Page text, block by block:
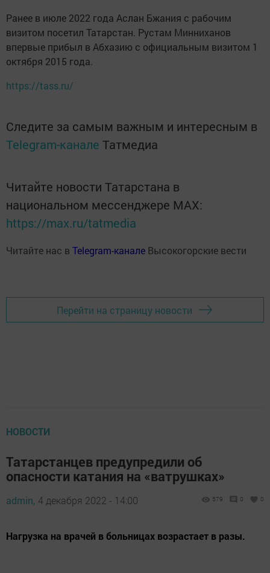
Ранее в июле 2022 года Аслан Бжания с рабочим
визитом посетил Татарстан. Рустам Минниханов
впервые прибыл в Абхазию с официальным визитом 1
октября 2015 года.
https://tass.ru/
Следите за самым важным и интересным в
Telegram-канале Татмедиа
Читайте новости Татарстана в
национальном мессенджере MАХ:
https://max.ru/tatmedia
Читайте нас в Telegram-канале Высокогорские вести
Перейти на страницу новости
НОВОСТИ
Татарстанцев предупредили об
опасности катания на «ватрушках»
admin, 4 декабря 2022 - 14:00 579 0 0
Нагрузка на врачей в больницах возрастает в разы.